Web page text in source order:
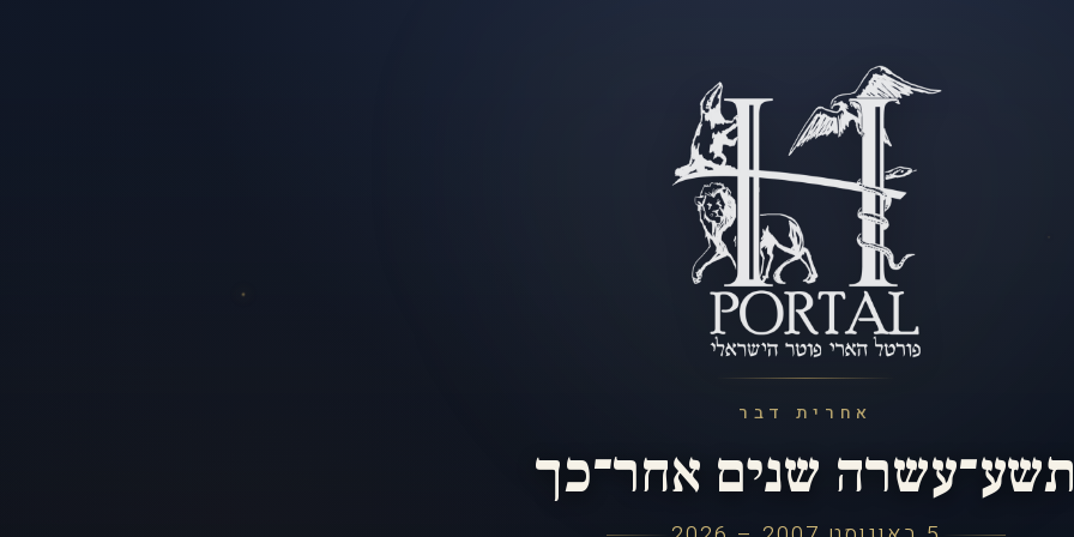
אחרית דבר
שנים אחר־כך